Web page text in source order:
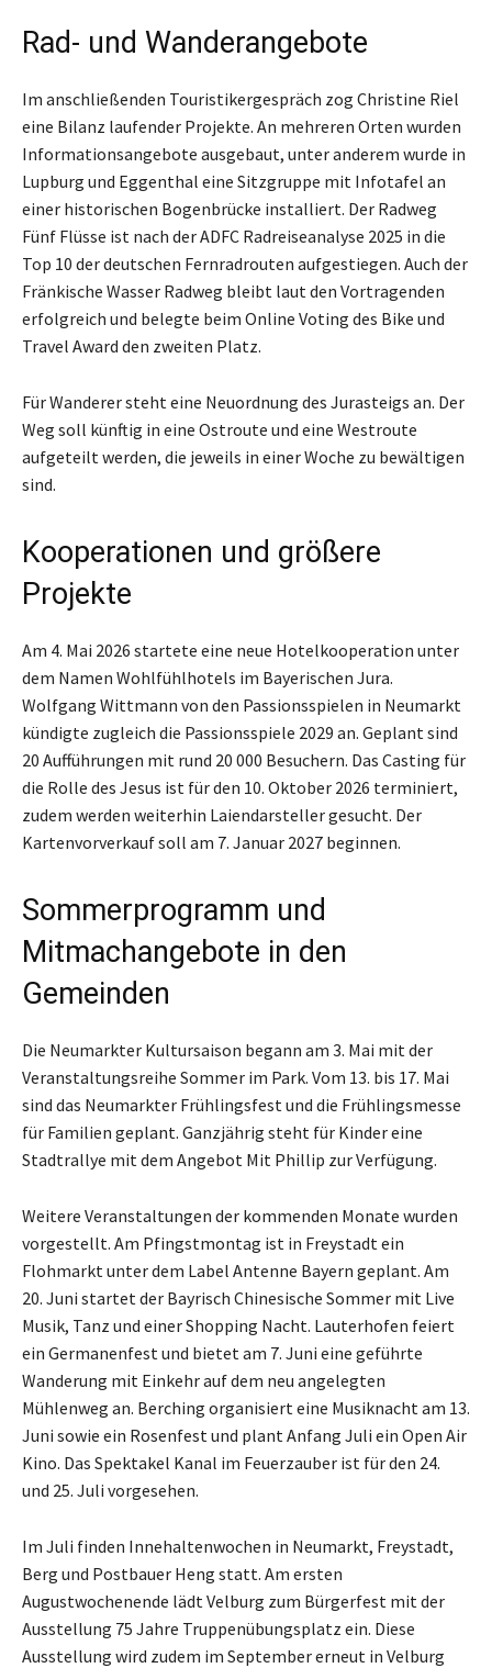
Rad- und Wanderangebote
Im anschließenden Touristikergespräch zog Christine Riel
eine Bilanz laufender Projekte. An mehreren Orten wurden
Informationsangebote ausgebaut, unter anderem wurde in
Lupburg und Eggenthal eine Sitzgruppe mit Infotafel an
einer historischen Bogenbrücke installiert. Der Radweg
Fünf Flüsse ist nach der ADFC Radreiseanalyse 2025 in die
Top 10 der deutschen Fernradrouten aufgestiegen. Auch der
Fränkische Wasser Radweg bleibt laut den Vortragenden
erfolgreich und belegte beim Online Voting des Bike und
Travel Award den zweiten Platz.
Für Wanderer steht eine Neuordnung des Jurasteigs an. Der
Weg soll künftig in eine Ostroute und eine Westroute
aufgeteilt werden, die jeweils in einer Woche zu bewältigen
sind.
Kooperationen und größere
Projekte
Am 4. Mai 2026 startete eine neue Hotelkooperation unter
dem Namen Wohlfühlhotels im Bayerischen Jura.
Wolfgang Wittmann von den Passionsspielen in Neumarkt
kündigte zugleich die Passionsspiele 2029 an. Geplant sind
20 Aufführungen mit rund 20 000 Besuchern. Das Casting für
die Rolle des Jesus ist für den 10. Oktober 2026 terminiert,
zudem werden weiterhin Laiendarsteller gesucht. Der
Kartenvorverkauf soll am 7. Januar 2027 beginnen.
Sommerprogramm und
Mitmachangebote in den
Gemeinden
Die Neumarkter Kultursaison begann am 3. Mai mit der
Veranstaltungsreihe Sommer im Park. Vom 13. bis 17. Mai
sind das Neumarkter Frühlingsfest und die Frühlingsmesse
für Familien geplant. Ganzjährig steht für Kinder eine
Stadtrallye mit dem Angebot Mit Phillip zur Verfügung.
Weitere Veranstaltungen der kommenden Monate wurden
vorgestellt. Am Pfingstmontag ist in Freystadt ein
Flohmarkt unter dem Label Antenne Bayern geplant. Am
20. Juni startet der Bayrisch Chinesische Sommer mit Live
Musik, Tanz und einer Shopping Nacht. Lauterhofen feiert
ein Germanenfest und bietet am 7. Juni eine geführte
Wanderung mit Einkehr auf dem neu angelegten
Mühlenweg an. Berching organisiert eine Musiknacht am 13.
Juni sowie ein Rosenfest und plant Anfang Juli ein Open Air
Kino. Das Spektakel Kanal im Feuerzauber ist für den 24.
und 25. Juli vorgesehen.
Im Juli finden Innehaltenwochen in Neumarkt, Freystadt,
Berg und Postbauer Heng statt. Am ersten
Augustwochenende lädt Velburg zum Bürgerfest mit der
Ausstellung 75 Jahre Truppenübungsplatz ein. Diese
Ausstellung wird zudem im September erneut in Velburg